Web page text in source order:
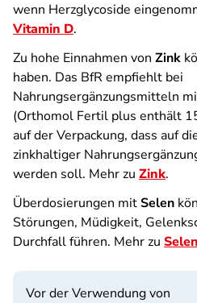
wenn Herzglycoside
Vitamin D.
Zu hohe Einnahmen von Zink
haben. Das BfR empfiehlt bei
Nahrungsergänzungsmitteln
(Orthomol Fertil plus enthält
auf der Verpackung, dass auf
zinkhaltiger
werden soll. Mehr zu Zink.
Überdosierungen mitSelen
Störungen, Müdigkeit,
Durchfall führen. Mehr zu Selen
Vor der Verwendung von